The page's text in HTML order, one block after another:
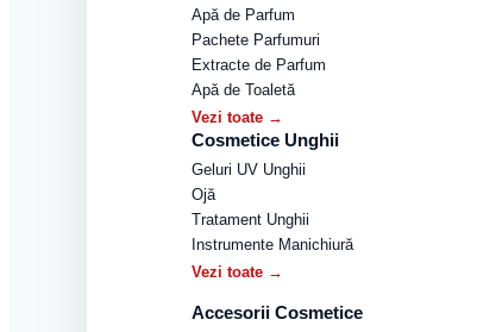
Apă de Parfum
Pachete Parfumuri
Extracte de Parfum
Apă de Toaletă
Vezi toate →
Cosmetice Unghii
Geluri UV Unghii
Ojă
Tratament Unghii
Instrumente Manichiură
Vezi toate →
Accesorii Cosmetice